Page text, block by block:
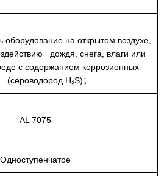
на открытом воздухе,
дождя, снега, влаги или
с содержанием коррозионных
(сероводород H₂S)；
AL 7075
Одноступенчатое